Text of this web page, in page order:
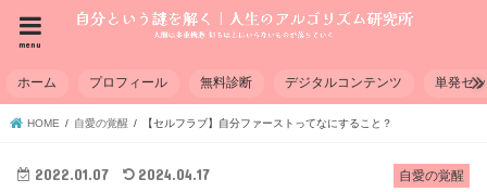
menu
ホーム プロフィール 無料診断 デジタルコンテンツ 単発セ
HOME 自愛の覚醒 【セルフラブ】自分ファーストってなにすること？
自愛の覚醒
2022.01.07 2024.04.17